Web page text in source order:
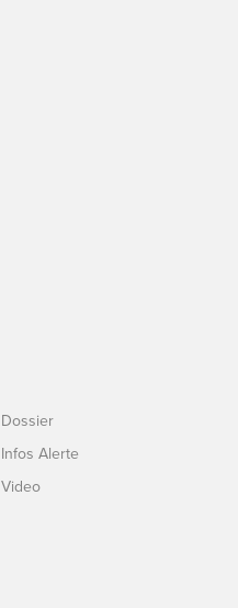
Dossier
Infos Alerte
Video